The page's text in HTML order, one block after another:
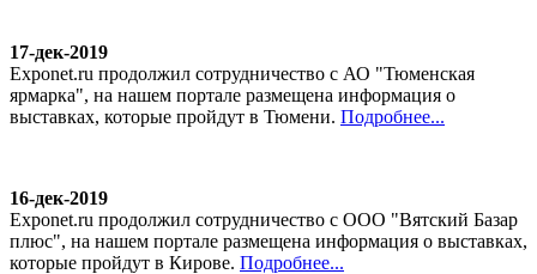
17-дек-2019
Exponet.ru продолжил сотрудничество с АО "Тюменская
ярмарка", на нашем портале размещена информация о
выставках, которые пройдут в Тюмени. Подробнее...
16-дек-2019
Exponet.ru продолжил сотрудничество с ООО "Вятский Базар
плюс", на нашем портале размещена информация о выставках,
которые пройдут в Кирове. Подробнее...